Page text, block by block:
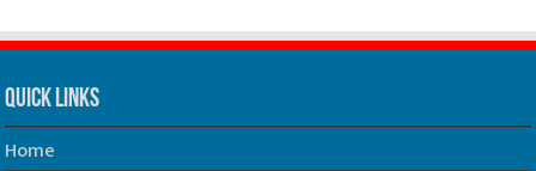
Quick Links
Home